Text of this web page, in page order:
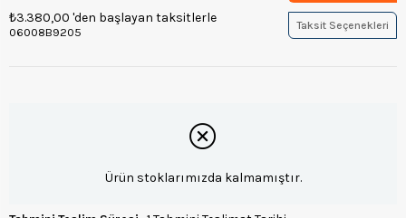
₺3.380,00 'den başlayan taksitlerle
06008B9205 Taksit Seçenekleri
Ürün stoklarımızda kalmamıştır.